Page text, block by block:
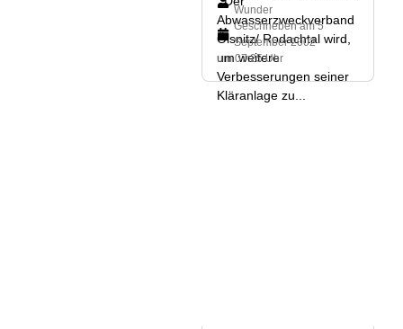
Abwasserzweckverband
Ölsnitz/ Rodachtal wird,
um weitere
Verbesserungen seiner
Kläranlage zu...
Wunder
Geschrieben am 5
September 2002
um 07:25 Uhr